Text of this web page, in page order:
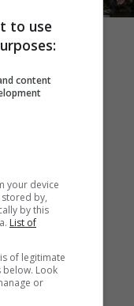
le
to use
content
your device
by,
by this
List of
of legitimate
below. Look
or